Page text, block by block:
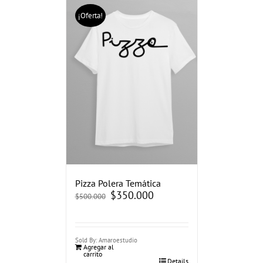
¡Oferta!
Pizza Polera Temática
$500.000 El
precio
$350.000El
precio
Sold By: Amaroestudio
Agregar al
carrito
Details